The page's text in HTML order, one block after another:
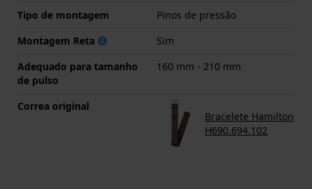
Tipo de montagem
Pinos de pressão
Montagem Reta
Sim
Adequado para tamanho
de pulso
160 mm - 210 mm
Correa original
Bracelete Hamilton
H690.694.102